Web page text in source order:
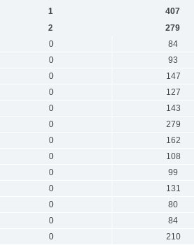
1 407
2 279
0 84
0 93
0 147
0 127
0 143
0 279
0 162
0 108
0 99
0 131
0 80
0 84
0 210